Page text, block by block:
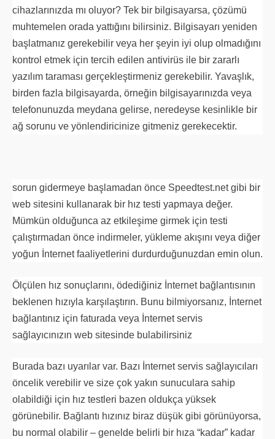
cihazlarınızda mı oluyor? Tek bir bilgisayarsa, çözümü
muhtemelen orada yattığını bilirsiniz. Bilgisayarı yeniden
başlatmanız gerekebilir veya her şeyin iyi olup olmadığını
kontrol etmek için tercih edilen antivirüs ile bir zararlı
yazılım taraması gerçekleştirmeniz gerekebilir. Yavaşlık,
birden fazla bilgisayarda, örneğin bilgisayarınızda veya
telefonunuzda meydana gelirse, neredeyse kesinlikle bir
ağ sorunu ve yönlendiricinize gitmeniz gerekecektir.
sorun gidermeye başlamadan önce Speedtest.net gibi bir
web sitesini kullanarak bir hız testi yapmaya değer.
Mümkün olduğunca az etkileşime girmek için testi
çalıştırmadan önce indirmeler, yükleme akışını veya diğer
yoğun İnternet faaliyetlerini durdurduğunuzdan emin olun.
Ölçülen hız sonuçlarını, ödediğiniz İnternet bağlantısının
beklenen hızıyla karşılaştırın. Bunu bilmiyorsanız, İnternet
bağlantınız için faturada veya İnternet servis
sağlayıcınızın web sitesinde bulabilirsiniz
Burada bazı uyarılar var. Bazı İnternet servis sağlayıcıları
öncelik verebilir ve size çok yakın sunuculara sahip
olabildiği için hız testleri bazen oldukça yüksek
görünebilir. Bağlantı hızınız biraz düşük gibi görünüyorsa,
bu normal olabilir – genelde belirli bir hıza “kadar” kadar